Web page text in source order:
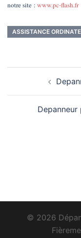
notre site : www.pc-flash.fr
ASSISTANCE
d’article
Depanneur
© 2026